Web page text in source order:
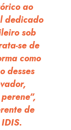
ao
dedicado
sob
se de
como
desses
de